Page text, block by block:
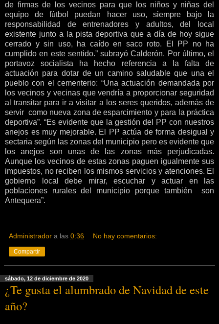
de firmas de los vecinos para que los niños y niñas del
equipo de fútbol puedan hacer uso, siempre bajo la
responsabilidad de entrenadores y adultos, del local
existente junto a la pista deportiva que a día de hoy sigue
cerrado y sin uso, ha caído en saco roto. El PP no ha
cumplido en este sentido.” subrayó Calderón. Por último, el
portavoz socialista ha hecho referencia a la falta de
actuación para dotar de un camino saludable que una el
pueblo con el cementerio: “Una actuación demandada por
los vecinos y vecinas que vendría a proporcionar seguridad
al transitar para ir a visitar a los seres queridos, además de
servir como nueva zona de esparcimiento y para la práctica
deportiva”. “Es evidente que la gestión del PP con nuestros
anejos es muy mejorable. El PP actúa de forma desigual y
sectaria según las zonas del municipio pero es evidente que
los anejos son unas de las zonas más perjudicadas.
Aunque los vecinos de estas zonas paguen igualmente sus
impuestos, no reciben los mismos servicios y atenciones. El
gobierno local debe mirar, escuchar y actuar en las
poblaciones rurales del municipio porque también son
Antequera”.
Administrador a las 0:36 No hay comentarios:
Compartir
sábado, 12 de diciembre de 2020
¿Te gusta el alumbrado de Navidad de este
año?